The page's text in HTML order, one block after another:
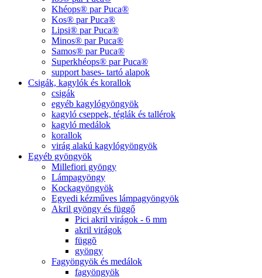
Khéops® par Puca®
Kos® par Puca®
Lipsi® par Puca®
Minos® par Puca®
Samos® par Puca®
Superkhéops® par Puca®
support bases- tartó alapok
Csigák, kagylók és korallok
csigák
egyéb kagylógyöngyök
kagyló cseppek, téglák és tallérok
kagyló medálok
korallok
virág alakú kagylógyöngyök
Egyéb gyöngyök
Millefiori gyöngy
Lámpagyöngy
Kockagyöngyök
Egyedi kézműves lámpagyöngyök
Akril gyöngy és függő
Pici akril virágok - 6 mm
akril virágok
függõ
gyöngy
Fagyöngyök és medálok
fagyöngyök